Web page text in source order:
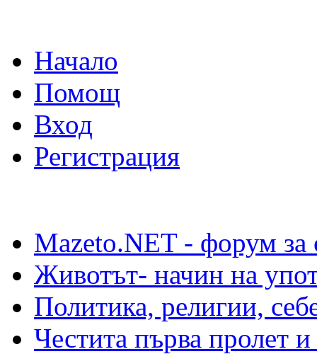
Начало
Помощ
Вход
Регистрация
Mazeto.NET - форум за
Животът- начин на
Политика, религии,
Честита първа